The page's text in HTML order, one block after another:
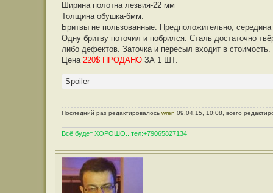
Ширина полотна лезвия-22 мм
Толщина обушка-6мм.
Бритвы не пользованные. Предположительно,
Одну бритву поточил и побрился. Сталь достаточно
либо дефектов. Заточка и пересыл входит в стоимость.
Цена 220$ ПРОДАНО ЗА 1 ШТ.
Spoiler
Последний раз редактировалось wren 09.04.15, 10:08, всего
Всё будет ХОРОШО...тел:+79065827134